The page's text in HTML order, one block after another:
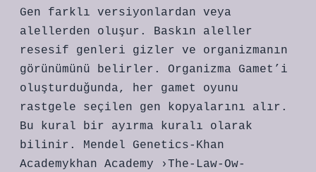
Gen farklı versiyonlardan veya
alellerden oluşur. Baskın aleller
resesif genleri gizler ve organizmanın
görünümünü belirler. Organizma Gamet’i
oluşturduğunda, her gamet oyunu
rastgele seçilen gen kopyalarını alır.
Bu kural bir ayırma kuralı olarak
bilinir. Mendel Genetics-Khan
Academykhan Academy ›The-Law-Ow-